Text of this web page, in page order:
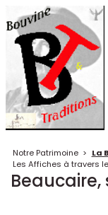
Notre Patrimoine > La
Les Affiches à travers
Beaucaire,